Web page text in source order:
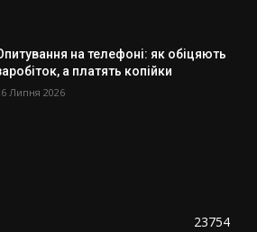
на телефоні: як обіцяють
а платять копійки
Липня 2026
23754